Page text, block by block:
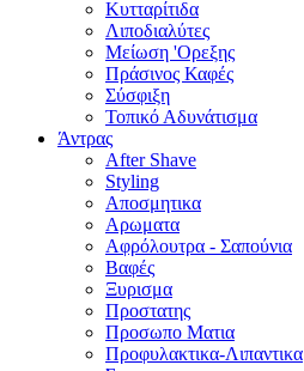
Κυτταρίτιδα
Λιποδιαλύτες
Μείωση 'Ορεξης
Πράσινος Καφές
Σύσφιξη
Τοπικό Αδυνάτισμα
Άντρας
After Shave
Styling
Αποσμητικα
Αρωματα
Αφρόλουτρα - Σαπούνια
Βαφές
Ξυρισμα
Προστατης
Προσωπο Ματια
Προφυλακτικα-Λιπαντικα